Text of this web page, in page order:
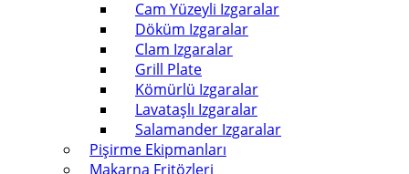
Cam Yüzeyli Izgaralar
Döküm Izgaralar
Clam Izgaralar
Grill Plate
Kömürlü Izgaralar
Lavataşlı Izgaralar
Salamander Izgaralar
Pişirme Ekipmanları
Makarna Fritözleri